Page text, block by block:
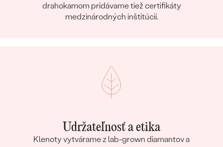
drahokamom pridávame tiež certifikáty
medzinárodných inštitúcií.
Udržateľnosť a etika
Klenoty vytvárame z lab-grown diamantov a